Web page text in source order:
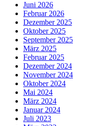
Juni 2026
Februar 2026
Dezember 2025
Oktober 2025
September 2025
März 2025
Februar 2025
Dezember 2024
November 2024
Oktober 2024
Mai 2024
März 2024
Januar 2024
Juli 2023